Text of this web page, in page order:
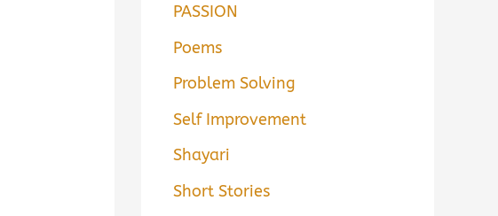
PASSION
Poems
Problem Solving
Self Improvement
Shayari
Short Stories